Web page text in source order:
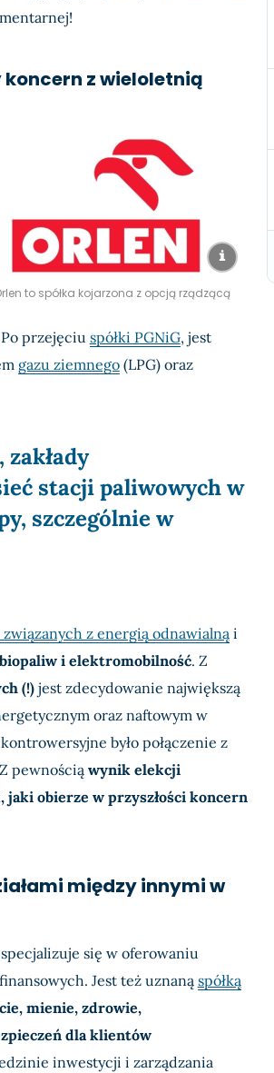
z wieloletnią
to spółka kojarzona z opcją rządzącą
przejęciu spółki PGNiG, jest
gazu ziemnego(LPG) oraz
, zakłady
stacji paliwowych w
szczególnie w
z energią odnawialną i
i elektromobilność. Z
(!)jest zdecydowanie największą
oraz naftowym w
było połączenie z
pewnością wynik elekcji
obierze w przyszłości koncern
między innymi w
się w oferowaniu
Jest też uznaną spółką
mienie, zdrowie,
dla klientów
inwestycji i zarządzania